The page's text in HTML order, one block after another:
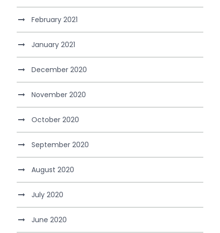
February 2021
January 2021
December 2020
November 2020
October 2020
September 2020
August 2020
July 2020
June 2020